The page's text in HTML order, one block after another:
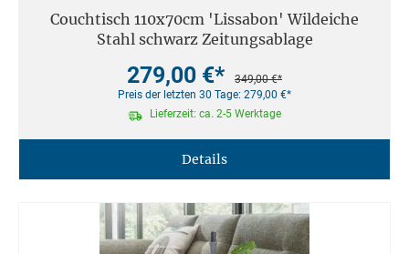
Couchtisch 110x70cm 'Lissabon' Wildeiche
Stahl schwarz Zeitungsablage
279,00 €*
349,00 €*
Preis der letzten 30 Tage: 279,00 €*
Lieferzeit: ca. 2-5 Werktage
Details